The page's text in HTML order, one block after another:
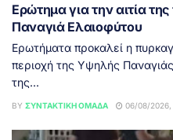
Ερώτημα για την αιτία
Παναγιά Ελαιοφύτου
Ερωτήματα προκαλεί η
περιοχή της Υψηλής
της...
BY ΣΥΝΤΑΚΤΙΚΉ ΟΜΆΔΑ 06/08/2026,